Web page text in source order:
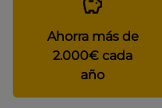
Ahorra más de
2.000€ cada
año